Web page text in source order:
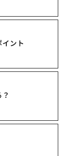
ント